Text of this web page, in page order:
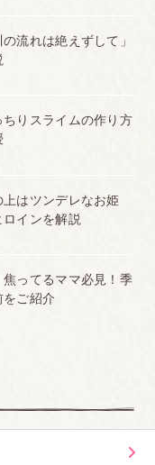
流れは絶えずして」
ちりスライムの作り方
はツンデレなお姫
インを解説
ってるママ必見！季
ご紹介